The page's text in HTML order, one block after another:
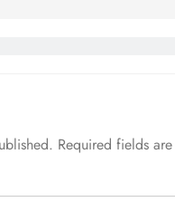
Required fields